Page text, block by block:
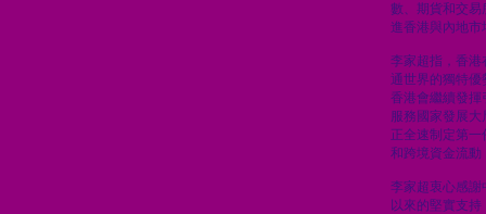
數、期貨和交
進香港與內地市
李家超指，香港
通世界的獨特優
香港會繼續發揮
服務國家發展
正全速制定第
和跨境資金流動
李家超衷心感謝
以來的堅實支